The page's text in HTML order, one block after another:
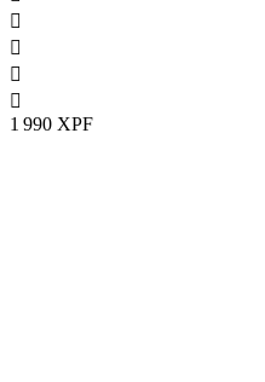




1 990 XPF